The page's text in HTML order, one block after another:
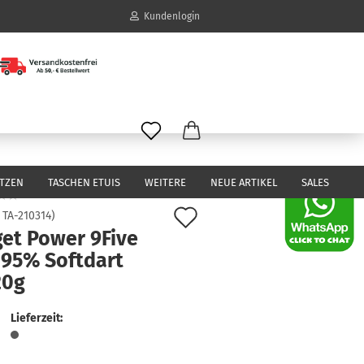
Kundenlogin
vergessen?
TASCHEN ETUIS NEUE ARTIKEL SALES
WEITERE
TA-210314)
Power 9Five
95% Softdart
Lieferzeit: